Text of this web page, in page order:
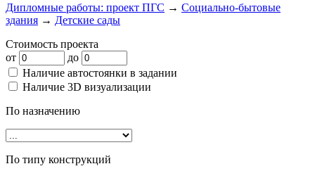
Дипломные работы: проект ПГС → Социально-бытовые
здания → Детские сады
Стоимость проекта
от
до
Наличие автостоянки в задании
Наличие 3D визуализации
По назначению
По типу конструкций